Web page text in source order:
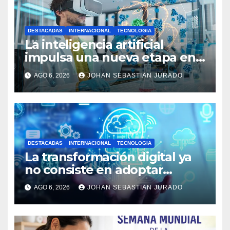
DESTACADAS INTERNACIONAL TECNOLOGIA
La inteligencia artificial
impulsa una nueva etapa en
la medicina moderna
AGO 6, 2026 JOHAN SEBASTIAN JURADO
DESTACADAS INTERNACIONAL TECNOLOGIA
La transformación digital ya
no consiste en adoptar
tecnología, sino en generar
valor
AGO 6, 2026 JOHAN SEBASTIAN JURADO